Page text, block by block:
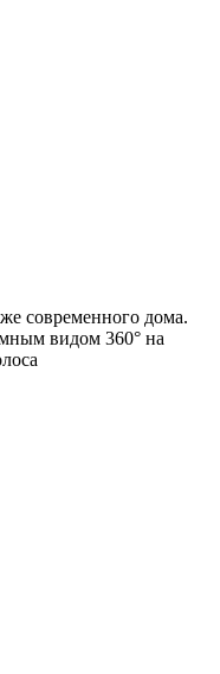
современного дома.
видом 360° на